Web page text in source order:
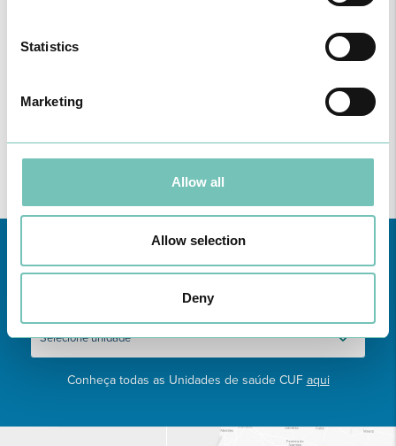
Statistics
Marketing
Allow all
Allow selection
Deny
Conheça todas as Unidades de saúde CUF aqui